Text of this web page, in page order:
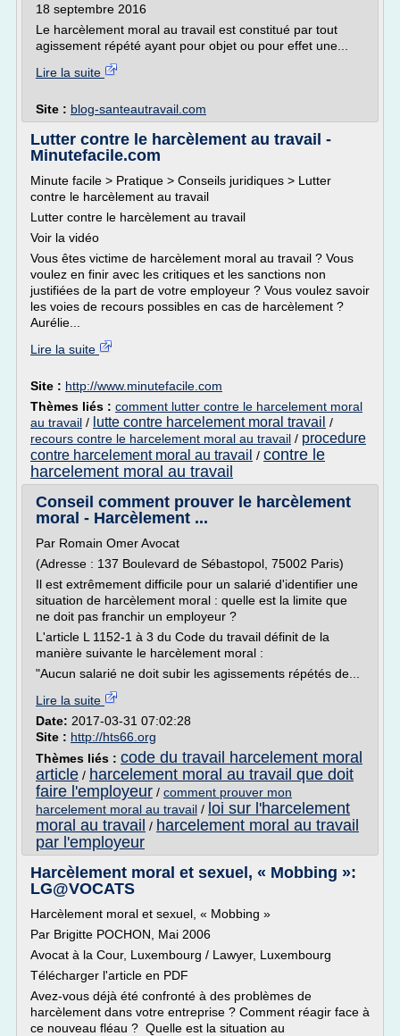
18 septembre 2016
Le harcèlement moral au travail est constitué par tout
agissement répété ayant pour objet ou pour effet une...
Lire la suite
Site : blog-santeautravail.com
Lutter contre le harcèlement au travail -
Minutefacile.com
Minute facile > Pratique > Conseils juridiques > Lutter
contre le harcèlement au travail
Lutter contre le harcèlement au travail
Voir la vidéo
Vous êtes victime de harcèlement moral au travail ? Vous
voulez en finir avec les critiques et les sanctions non
justifiées de la part de votre employeur ? Vous voulez savoir
les voies de recours possibles en cas de harcèlement ?
Aurélie...
Lire la suite
Site : http://www.minutefacile.com
Thèmes liés : comment lutter contre le harcelement moral
au travail / lutte contre harcelement moral travail /
recours contre le harcelement moral au travail / procedure
contre harcelement moral au travail / contre le
harcelement moral au travail
Conseil comment prouver le harcèlement
moral - Harcèlement ...
Par Romain Omer Avocat
(Adresse : 137 Boulevard de Sébastopol, 75002 Paris)
Il est extrêmement difficile pour un salarié d'identifier une
situation de harcèlement moral : quelle est la limite que
ne doit pas franchir un employeur ?
L'article L 1152-1 à 3 du Code du travail définit de la
manière suivante le harcèlement moral :
"Aucun salarié ne doit subir les agissements répétés de...
Lire la suite
Date: 2017-03-31 07:02:28
Site : http://hts66.org
Thèmes liés : code du travail harcelement moral
article / harcelement moral au travail que doit
faire l'employeur / comment prouver mon
harcelement moral au travail / loi sur l'harcelement
moral au travail / harcelement moral au travail
par l'employeur
Harcèlement moral et sexuel, « Mobbing »:
LG@VOCATS
Harcèlement moral et sexuel, « Mobbing »
Par Brigitte POCHON, Mai 2006
Avocat à la Cour, Luxembourg / Lawyer, Luxembourg
Télécharger l'article en PDF
Avez-vous déjà été confronté à des problèmes de
harcèlement dans votre entreprise ? Comment réagir face à
ce nouveau fléau ? Quelle est la situation au